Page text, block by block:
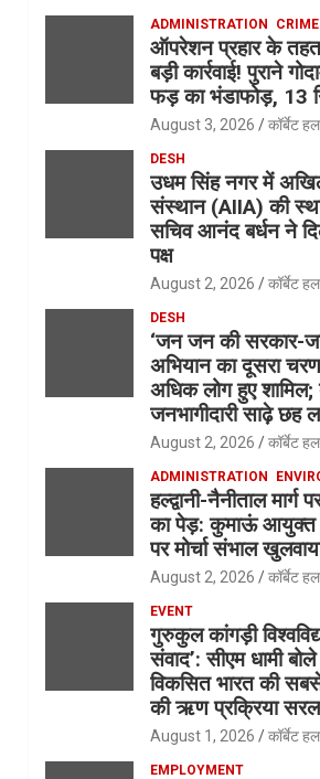
ADMINISTRATION CRIME
ऑपरेशन प्रहार के तहत
बड़ी कार्रवाई! पुराने
फड़ का भंडाफोड़, 13
August 3, 2026 कॉर्बेट
DESH
उधम सिंह नगर में
संस्थान (AIIA) की
सचिव आनंद बर्धन ने
पक्ष
August 2, 2026 कॉर्बेट
DESH
‘जन जन की सरकार-
अभियान का दूसरा
अधिक लोग हुए शामिल;
जनभागीदारी साढ़े छह
August 2, 2026 कॉर्बेट
ADMINISTRATION
हल्द्वानी-नैनीताल मार्ग
का पेड़: कुमाऊं आयुक्त
पर मोर्चा संभाल
August 2, 2026 कॉर्बेट
EVENT
गुरुकुल कांगड़ी
संवाद’: सीएम धामी
विकसित भारत की
की ऋण प्रक्रिया
August 1, 2026 कॉर्बेट
EMPLOYMENT